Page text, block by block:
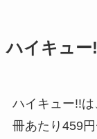
ハイキュー
ハイキュー!!
冊あたり459円